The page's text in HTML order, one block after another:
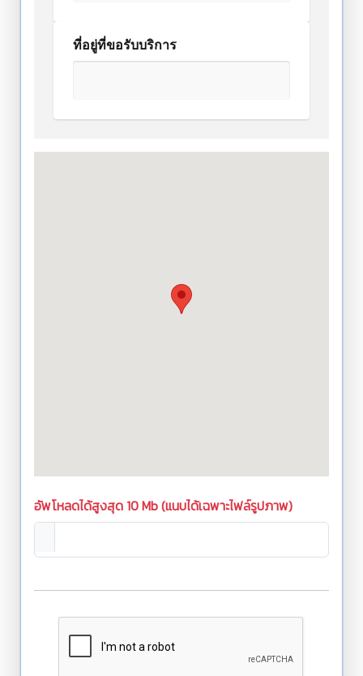
ที่อยู่ที่ขอรับบริการ
อัพโหลดได้สูงสุด 10 Mb (แนบได้เฉพาะไฟล์รูปภาพ)